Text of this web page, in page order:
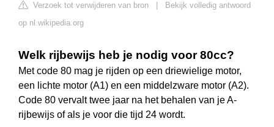
Verzoek tot verwijderen van bron
Bekijk volledig antwoord
op nl.wikipedia.org
Welk rijbewijs heb je nodig voor 80cc?
Met code 80 mag je rijden op een driewielige motor,
een lichte motor (A1) en een middelzware motor (A2).
Code 80 vervalt twee jaar na het behalen van je A-
rijbewijs of als je voor die tijd 24 wordt.